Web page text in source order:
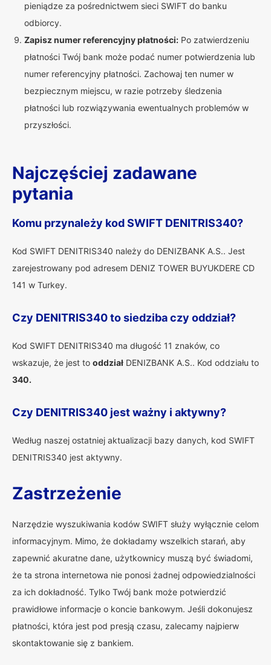
pieniądze za pośrednictwem sieci SWIFT do banku
odbiorcy.
Zapisz numer referencyjny płatności: Po zatwierdzeniu
płatności Twój bank może podać numer potwierdzenia lub
numer referencyjny płatności. Zachowaj ten numer w
bezpiecznym miejscu, w razie potrzeby śledzenia
płatności lub rozwiązywania ewentualnych problemów w
przyszłości.
Najczęściej zadawane
pytania
Komu przynależy kod SWIFT DENITRIS340?
Kod SWIFT DENITRIS340 należy do DENIZBANK A.S.. Jest
zarejestrowany pod adresem DENIZ TOWER BUYUKDERE CD
141 w Turkey.
Czy DENITRIS340 to siedziba czy oddział?
Kod SWIFT DENITRIS340 ma długość 11 znaków, co
wskazuje, że jest to oddział DENIZBANK A.S.. Kod oddziału to
340.
Czy DENITRIS340 jest ważny i aktywny?
Według naszej ostatniej aktualizacji bazy danych, kod SWIFT
DENITRIS340 jest aktywny.
Zastrzeżenie
Narzędzie wyszukiwania kodów SWIFT służy wyłącznie celom
informacyjnym. Mimo, że dokładamy wszelkich starań, aby
zapewnić akuratne dane, użytkownicy muszą być świadomi,
że ta strona internetowa nie ponosi żadnej odpowiedzialności
za ich dokładność. Tylko Twój bank może potwierdzić
prawidłowe informacje o koncie bankowym. Jeśli dokonujesz
płatności, która jest pod presją czasu, zalecamy najpierw
skontaktowanie się z bankiem.